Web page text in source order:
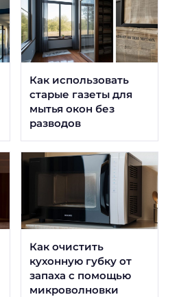
Как использовать
старые газеты для
мытья окон без
разводов
Как очистить
кухонную губку от
запаха с помощью
микроволновки